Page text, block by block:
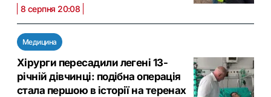
8 серпня 20:08
Медицина
Хірурги пересадили легені 13-
річній дівчинці: подібна операція
стала першою в історії на теренах